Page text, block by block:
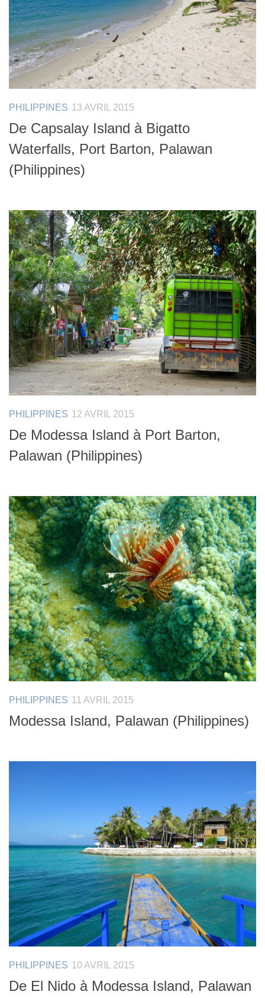
PHILIPPINES 13 AVRIL 2015
De Capsalay Island à Bigatto
Waterfalls, Port Barton, Palawan
(Philippines)
PHILIPPINES 12 AVRIL 2015
De Modessa Island à Port Barton,
Palawan (Philippines)
PHILIPPINES 11 AVRIL 2015
Modessa Island, Palawan (Philippines)
PHILIPPINES 10 AVRIL 2015
De El Nido à Modessa Island, Palawan